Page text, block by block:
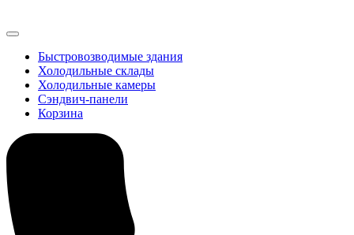
Быстровозводимые здания
Холодильные склады
Холодильные камеры
Сэндвич-панели
Корзина